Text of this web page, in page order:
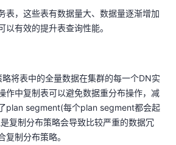
表，这些表有数据量大、数据量逐渐增加
以有效的提升表查询性能。
将表中的全量数据在集群的每一个DN实
作中复制表可以避免数据重分布操作，减
plan segment(每个plan segment都会起
复制分布策略会导致比较严重的数据冗
复制分布策略。